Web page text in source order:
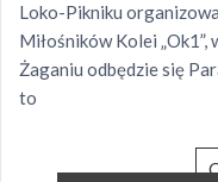
Loko-Pikniku
Miłośników Kolei
Żaganiu odbędzie się
to